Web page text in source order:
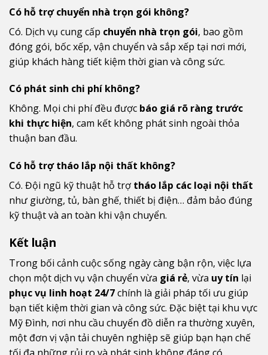
Có hỗ trợ chuyển nhà trọn gói không?
Có. Dịch vụ cung cấp chuyển nhà trọn gói, bao gồm
đóng gói, bốc xếp, vận chuyển và sắp xếp tại nơi mới,
giúp khách hàng tiết kiệm thời gian và công sức.
Có phát sinh chi phí không?
Không. Mọi chi phí đều được báo giá rõ ràng trước
khi thực hiện, cam kết không phát sinh ngoài thỏa
thuận ban đầu.
Có hỗ trợ tháo lắp nội thất không?
Có. Đội ngũ kỹ thuật hỗ trợ tháo lắp các loại nội thất
như giường, tủ, bàn ghế, thiết bị điện… đảm bảo đúng
kỹ thuật và an toàn khi vận chuyển.
Kết luận
Trong bối cảnh cuộc sống ngày càng bận rộn, việc lựa
chọn một dịch vụ vận chuyển vừa giá rẻ, vừa uy tín lại
phục vụ linh hoạt 24/7chính là giải pháp tối ưu giúp
bạn tiết kiệm thời gian và công sức. Đặc biệt tại khu vực
Mỹ Đình, nơi nhu cầu chuyển đồ diễn ra thường xuyên,
một đơn vị vận tải chuyên nghiệp sẽ giúp bạn hạn chế
tối đa những rủi ro và phát sinh không đáng có.